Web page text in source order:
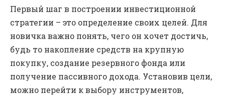
Первый шаг в построении инвестиционной
стратегии – это определение своих целей. Для
новичка важно понять, чего он хочет достичь,
будь то накопление средств на крупную
покупку, создание резервного фонда или
получение пассивного дохода. Установив цели,
можно перейти к выбору инструментов,